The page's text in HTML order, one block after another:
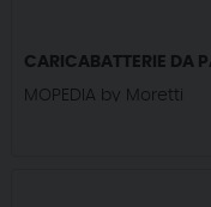
CARICABATTERIE DA
MOPEDIA by Moretti